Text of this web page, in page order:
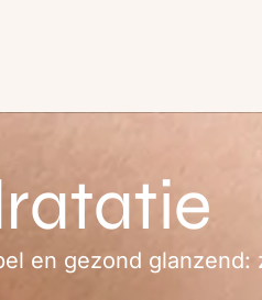
en gezond